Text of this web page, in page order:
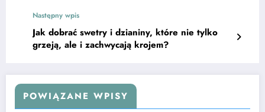
Następny wpis
Jak dobrać swetry i dzianiny, które nie tylko
grzeją, ale i zachwycają krojem?
POWIĄZANE WPISY